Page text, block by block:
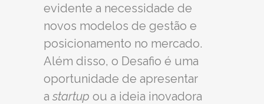
evidente a necessidade de
novos modelos de gestão e
posicionamento no mercado.
Além disso, o Desafio é uma
oportunidade de apresentar
a startup ou a ideia inovadora